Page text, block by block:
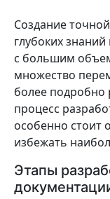
Создание
глубоких
с большим
множество
более подробно
процесс
особенно стоит
избежать
Этапы